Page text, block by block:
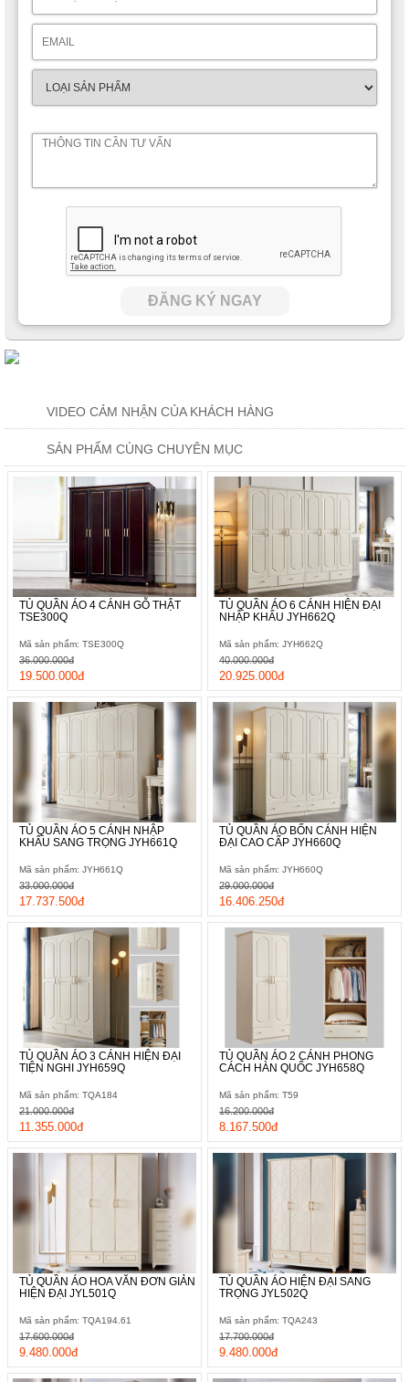
ĐĂNG KÝ NGAY
VIDEO CẢM NHẬN CỦA KHÁCH HÀNG
SẢN PHẨM CÙNG CHUYÊN MỤC
TỦ QUẦN ÁO 4 CÁNH GỖ THẬT
TSE300Q
Mã sản phẩm: TSE300Q
19.500.000đ
36.000.000đ
TỦ QUẦN ÁO 6 CÁNH HIỆN ĐẠI
NHẬP KHẨU JYH662Q
Mã sản phẩm: JYH662Q
20.925.000đ
40.000.000đ
TỦ QUẦN ÁO 5 CÁNH NHẬP
KHẨU SANG TRỌNG JYH661Q
Mã sản phẩm: JYH661Q
17.737.500đ
33.000.000đ
TỦ QUẦN ÁO BỐN CÁNH HIỆN
ĐẠI CAO CẤP JYH660Q
Mã sản phẩm: JYH660Q
16.406.250đ
29.000.000đ
TỦ QUẦN ÁO 3 CÁNH HIỆN ĐẠI
TIỆN NGHI JYH659Q
Mã sản phẩm: TQA184
11.355.000đ
21.000.000đ
TỦ QUẦN ÁO 2 CÁNH PHONG
CÁCH HÀN QUỐC JYH658Q
Mã sản phẩm: T59
8.167.500đ
16.200.000đ
TỦ QUẦN ÁO HOA VĂN ĐƠN GIẢN
HIỆN ĐẠI JYL501Q
Mã sản phẩm: TQA194.61
9.480.000đ
17.600.000đ
TỦ QUẦN ÁO HIỆN ĐẠI SANG
TRỌNG JYL502Q
Mã sản phẩm: TQA243
9.480.000đ
17.700.000đ